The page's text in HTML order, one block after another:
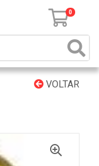
0
VOLTAR